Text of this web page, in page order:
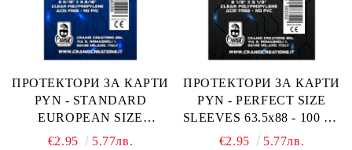
ПРОТЕКТОРИ ЗА КАРТИ
PYN - STANDARD
EUROPEAN SIZE
SLEEVES 59x92 - 100 БР.
€2.95 5.77лв.
ПРОТЕКТОРИ ЗА КАРТИ
PYN - PERFECT SIZE
SLEEVES 63.5x88 - 100 БР.
ПРОЗРАЧНИ, ЗА MAGIC,
€2.95 5.77лв.